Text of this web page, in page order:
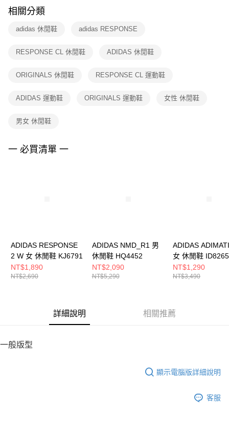
※ 交易是否成功請以「AFTEE先享後付 」之結帳頁面顯示為準，若有關於
是否繳費成功／繳費後需取消欲退款等相關疑問，請聯繫「AFTEE先享後付
客戶支援中心」https://netprotections.freshdesk.com/support/home
１．透過由恩沛科技股份有限公司提供之「AFTEE先享後付」服務完成之交
權轉讓予恩沛科技股份有限公司。
３．未成年的使用者請事先徵得法定代理人或監護人之同意方可使用
任。
請求用戶進行身份認證。
５．嚴禁一人註冊多個帳號或使用他人資訊註冊。若發現惡意使用之情形，
相關分類
adidas 休閒鞋 adidas RESPONSE
RESPONSE CL 休閒鞋 ADIDAS 休閒鞋
ORIGINALS 休閒鞋 RESPONSE CL 運動鞋
ADIDAS 運動鞋 ORIGINALS 運動鞋 女性 休閒鞋
男女 休閒鞋
一 必買清單 一
ADIDAS RESPONSE
2 W 女 休閒鞋 KJ6791
NT$1,890
NT$2,690
ADIDAS NMD_R1 男
休閒鞋 HQ4452
NT$2,090
NT$5,290
ADIDAS
女 休閒鞋 ID8265
NT$1,290
NT$3,490
詳細說明 相關推薦
一般版型
顯示電腦版詳細說明
客服